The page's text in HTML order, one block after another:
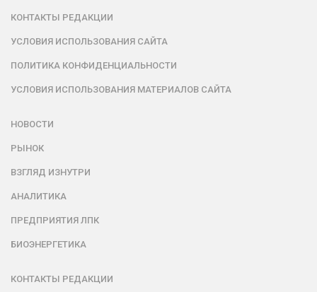
КОНТАКТЫ РЕДАКЦИИ
УСЛОВИЯ ИСПОЛЬЗОВАНИЯ САЙТА
ПОЛИТИКА КОНФИДЕНЦИАЛЬНОСТИ
УСЛОВИЯ ИСПОЛЬЗОВАНИЯ МАТЕРИАЛОВ САЙТА
НОВОСТИ
РЫНОК
ВЗГЛЯД ИЗНУТРИ
АНАЛИТИКА
ПРЕДПРИЯТИЯ ЛПК
БИОЭНЕРГЕТИКА
КОНТАКТЫ РЕДАКЦИИ